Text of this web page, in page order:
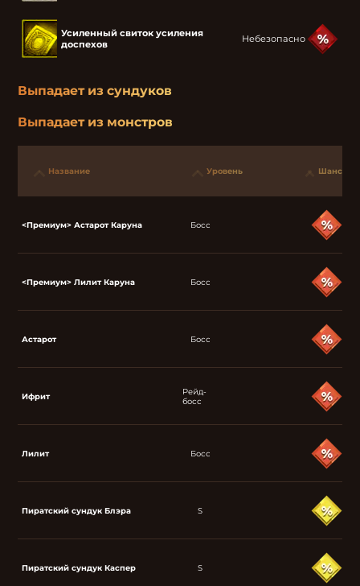
Усиленный свиток усиления
доспехов
Небезопасно
Выпадает из сундуков
Выпадает из монстров
Название Уровень Шанс
<Премиум> Астарот Каруна Босс
<Премиум> Лилит Каруна Босс
Астарот Босс
Ифрит
Рейд-
босс
Лилит Босс
Пиратский сундук Блэра S
Пиратский сундук Каспер S